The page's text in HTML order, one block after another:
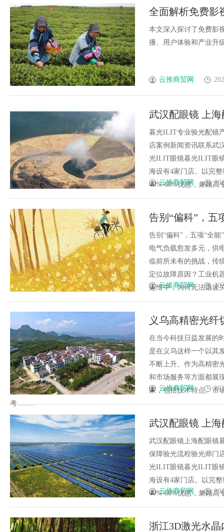
全面解析免费影
本文深入探讨了免费影
播、用户体验和产业升
云推商贸网
武汉配眼镜 上
暮光ILIT专业验光配镜
店案例新闻资讯联系武
光ILIT眼镜暮光ILIT眼
海设有4家门店。以完
40%-60%优惠，兼顾高
云推商贸网
告别“偏科”，五
护“完全体”
告别“偏科”，五项“全能
电气负载愈发多元，供
临前所未有的挑战，传
定位故障原因？工业机
运维中，为何无法迅速
云推商贸网
义乌高精密光纤
在当今科技日益发展的
是在义乌这样一个以其
不断上升。作为高精密
和市场服务等方面都展
家，包括技术特点、市
考.........
云推商贸网
武汉配眼镜 上
武汉配眼镜上海配眼镜
保障验光流程验光师门
光ILIT眼镜暮光ILIT眼
海设有4家门店。以完
40%-60%优惠，兼顾高
云推商贸网
浙江3D激光水